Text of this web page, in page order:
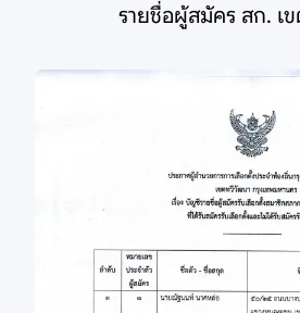
รายชื่อผู้สมัคร สก. เ